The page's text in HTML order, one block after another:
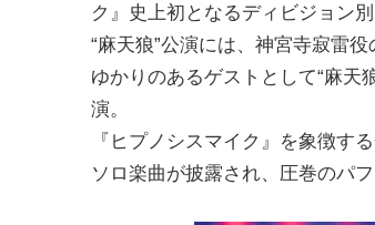
ク』史上初となるディビジョン別
“麻天狼”公演には、神宮寺寂雷
ゆかりのあるゲストとして“麻天
演。
『ヒプノシスマイク』を象徴す
ソロ楽曲が披露され、圧巻のパ